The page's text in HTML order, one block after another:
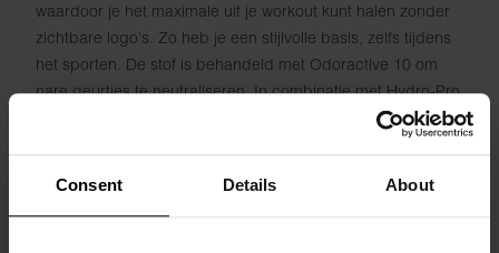
Consent Details About
waardoor je het maximale uit je workout kunt halen zonder
zichtbare logo's. Zo heb je een stijlvolle basis, zelfs tijdens
het sporten. De stof is behandeld met Odoractive 10 om
nare geurtjes te neutraliseren. In combinatie met Hydro-Pro
technologie voert dit vocht snel van de huid af voor een fris
Materiaal: 90% gerecycled polyester, 10% elastaan